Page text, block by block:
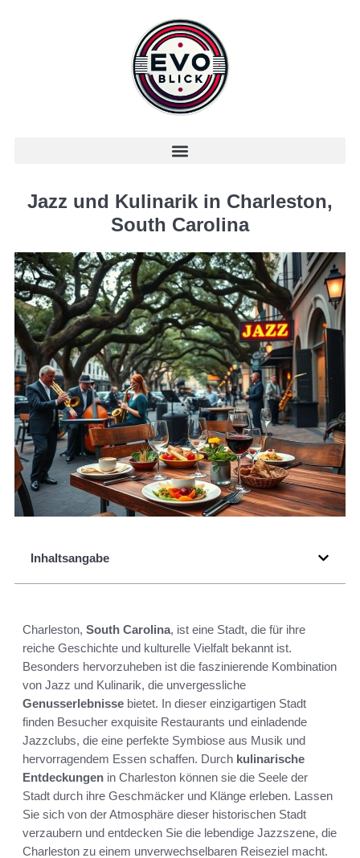
Jazz und Kulinarik in Charleston,
South Carolina
Inhaltsangabe
Charleston, South Carolina, ist eine Stadt, die für ihre
reiche Geschichte und kulturelle Vielfalt bekannt ist.
Besonders hervorzuheben ist die faszinierende Kombination
von Jazz und Kulinarik, die unvergessliche
Genusserlebnisse bietet. In dieser einzigartigen Stadt
finden Besucher exquisite Restaurants und einladende
Jazzclubs, die eine perfekte Symbiose aus Musik und
hervorragendem Essen schaffen. Durch kulinarische
Entdeckungen in Charleston können sie die Seele der
Stadt durch ihre Geschmäcker und Klänge erleben. Lassen
Sie sich von der Atmosphäre dieser historischen Stadt
verzaubern und entdecken Sie die lebendige Jazzszene, die
Charleston zu einem unverwechselbaren Reiseziel macht.